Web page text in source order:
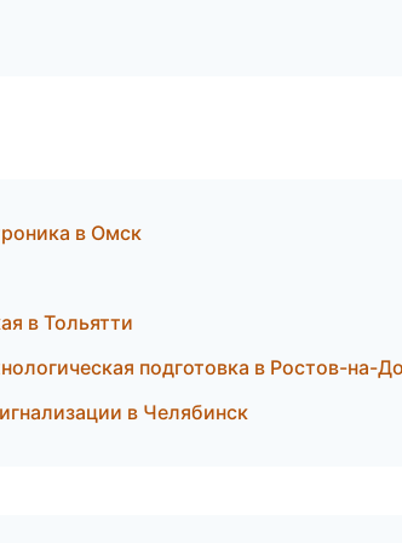
в Омск
в Тольятти
подготовка в Ростов-на-
в Челябинск